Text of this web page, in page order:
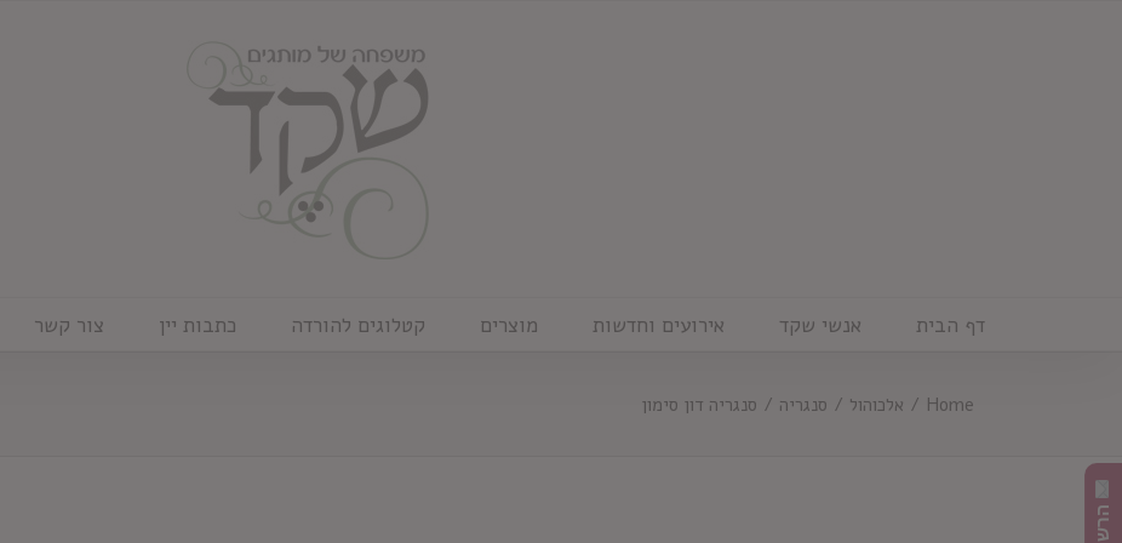
דף הבית אנשי שקד אירועים וחדשות מוצרים קטלוגים להורדה כתבות יין צור קשר
Home
/ אלכוהול / סנגריה / סנגריה דון סימון